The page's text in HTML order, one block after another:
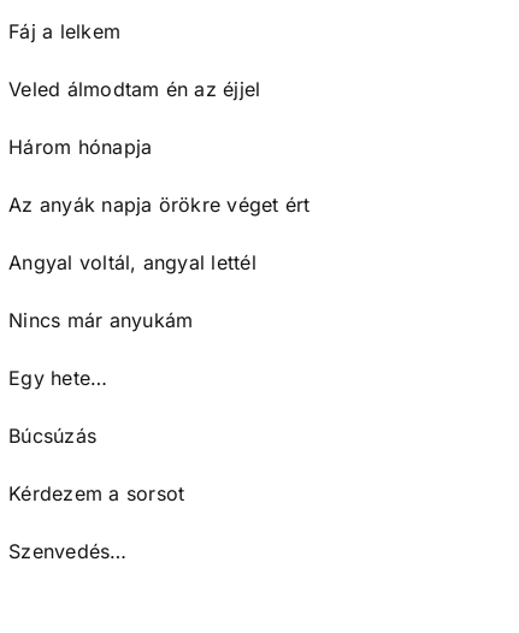
Fáj a lelkem
Veled álmodtam én az éjjel
Három hónapja
Az anyák napja örökre véget ért
Angyal voltál, angyal lettél
Nincs már anyukám
Egy hete…
Búcsúzás
Kérdezem a sorsot
Szenvedés…